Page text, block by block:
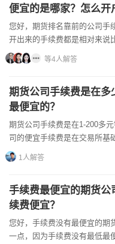
便宜的是哪家？怎么开
您好，期货排名靠前的公司手
开出来的手续费都是相对来说
资金的注入，我们知道期货公
等4人解答
期货公司手续费是在
最便宜的？
期货公司手续费是在1-200多
司的便宜手续费是在交易所基
手续费没有最便宜的标准，最
1人解答
手续费最便宜的期货
续费便宜？
您好，手续费没有最便宜的期
一点，因为手续费没有最低最